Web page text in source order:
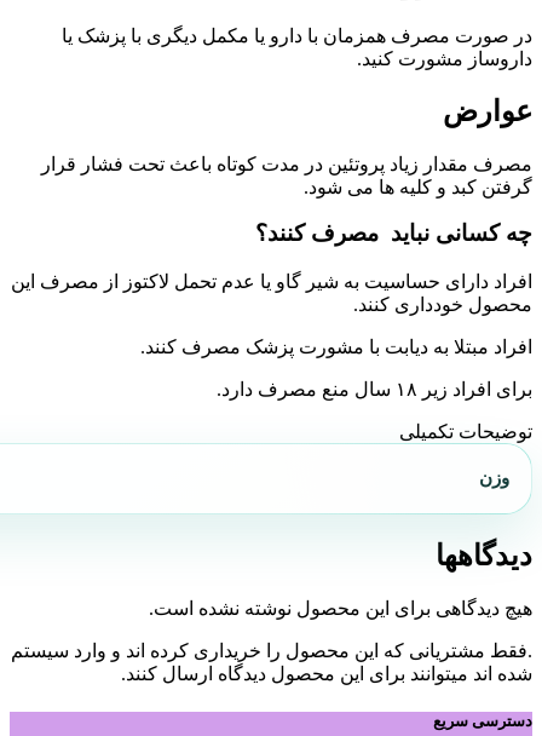
در صورت مصرف همزمان با دارو یا مکمل دیگری با پزشک یا
داروساز مشورت کنید.
عوارض
مصرف مقدار زیاد پروتئین در مدت کوتاه باعث تحت فشار قرار
گرفتن کبد و کلیه ها می شود.
چه کسانی نباید مصرف کنند؟
افراد دارای حساسیت به شیر گاو یا عدم تحمل لاکتوز از مصرف این
محصول خودداری کنند.
افراد مبتلا به دیابت با مشورت پزشک مصرف کنند.
برای افراد زیر ۱۸ سال منع مصرف دارد.
توضیحات تکمیلی
وزن
دیدگاهها
هیچ دیدگاهی برای این محصول نوشته نشده است.
.فقط مشتریانی که این محصول را خریداری کرده اند و وارد سیستم
شده اند میتوانند برای این محصول دیدگاه ارسال کنند.
دسترسی سریع